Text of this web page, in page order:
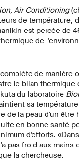
Air Conditioning
de température,
est percée de
de
de manière
le bilan
du laboratoire
sa
de la peau d'un être
en bonne santé
d'efforts.
pas froid aux mains
la chercheuse.